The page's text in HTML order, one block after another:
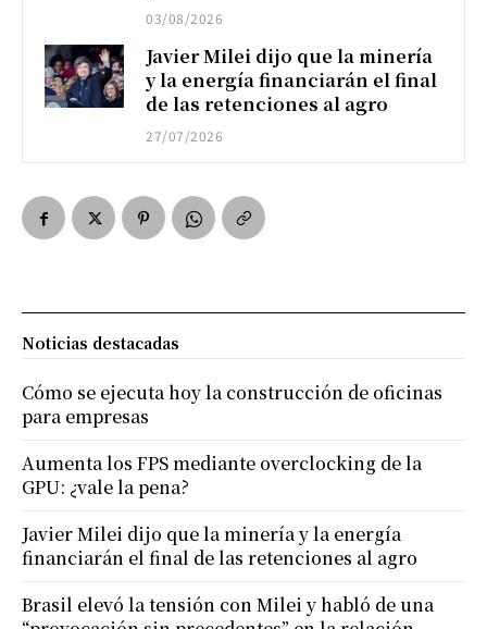
03/08/2026
Javier Milei dijo que la minería
y la energía financiarán el final
de las retenciones al agro
27/07/2026
Noticias destacadas
Cómo se ejecuta hoy la construcción de oficinas
para empresas
Aumenta los FPS mediante overclocking de la
GPU: ¿vale la pena?
Javier Milei dijo que la minería y la energía
financiarán el final de las retenciones al agro
Brasil elevó la tensión con Milei y habló de una